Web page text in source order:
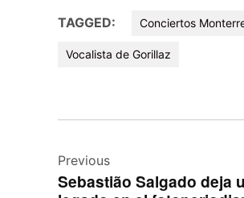
TAGGED: Conciertos
Vocalista de Gorillaz
de
Previous
Sebastião Salgado deja